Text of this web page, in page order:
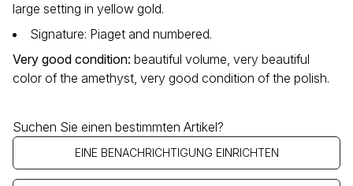
large setting in yellow gold.
Signature: Piaget and numbered.
Very good condition: beautiful volume, very beautiful
color of the amethyst, very good condition of the polish.
Suchen Sie einen bestimmten Artikel?
EINE BENACHRICHTIGUNG EINRICHTEN